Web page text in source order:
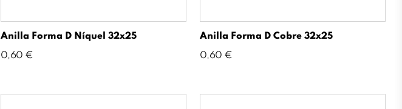
Anilla Forma D Níquel 32x25
Precio
0,60 €
Anilla Forma D Cobre 32x25
Precio
0,60 €